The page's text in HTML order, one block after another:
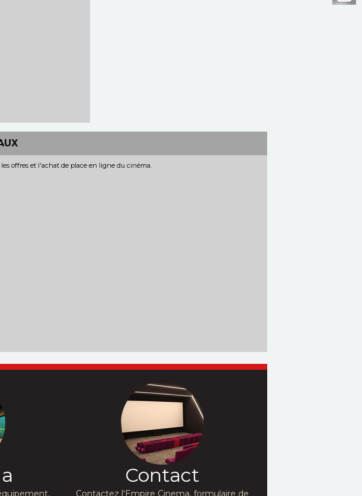
offres et l'achat de place en ligne du cinéma.
Contact
Contactez l'Empire Cinema, formulaire de